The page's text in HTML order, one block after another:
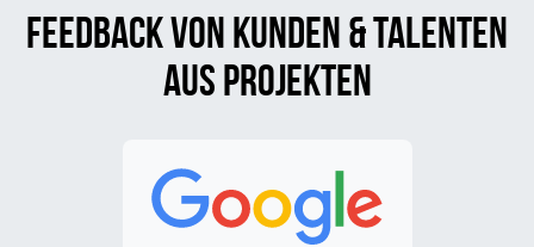
Feedback von Kunden & Talenten
aus Projekten